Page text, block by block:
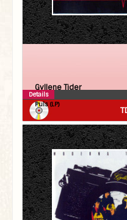
Gyllene Tider
Puls (LP)
Details